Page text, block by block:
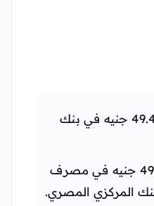
: 49.47 جنيه في بنك
: 49.50 جنيه في مصرف
المركزي المصري.